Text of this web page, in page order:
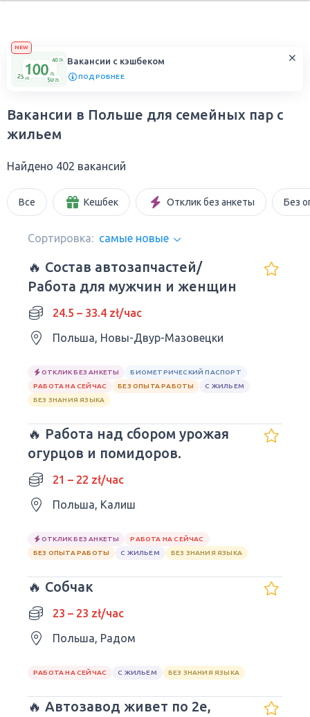
NEW
Вакансии с кэшбеком
ПОДРОБНЕЕ
Вакансии в Польше для семейных пар с
жильем
Найдено 402 вакансий
Все Кешбек Отклик без анкеты Без
Сортировка: самые новые
🔥 Состав автозапчастей/
Работа для мужчин и женщин
24.5 – 33.4 zł/час
Польша, Новы-Двур-Мазовецки
ОТКЛИК БЕЗ АНКЕТЫ
БИОМЕТРИЧЕСКИЙ ПАСПОРТ
РАБОТА НА СЕЙЧАС
БЕЗ ОПЫТА РАБОТЫ
С ЖИЛЬЕМ
БЕЗ ЗНАНИЯ ЯЗЫКА
🔥 Работа над сбором урожая
огурцов и помидоров.
21 – 22 zł/час
Польша, Калиш
ОТКЛИК БЕЗ АНКЕТЫ
РАБОТА НА СЕЙЧАС
БЕЗ ОПЫТА РАБОТЫ
С ЖИЛЬЕМ БЕЗ ЗНАНИЯ ЯЗЫКА
🔥 Собчак
23 – 23 zł/час
Польша, Радом
РАБОТА НА СЕЙЧАС С ЖИЛЬЕМ БЕЗ ЗНАНИЯ ЯЗЫКА
🔥 Автозавод живет по 2е,